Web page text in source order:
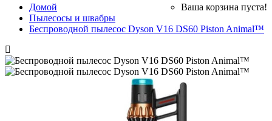
Ваша корзина пуста!
Домой
Пылесосы и швабры
Беспроводной пылесос Dyson V16 DS60 Piston Animal™